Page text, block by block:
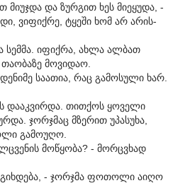
მიუჯდა და ზურგით ხეს მიეყუდა, -
ვიფიქრე, ტყეში ხომ არ არის-
სემმა. იფიქრა, ახლა ალბათ
თაობაზე მოვიდაო.
საათია, რაც გამოსული ხარ.
დააკვირდა. თითქოს ყოველი
ჯორჯმაც მზერით უპასუხა,
გამოუღო.
მოწყობა? - მორცვხად
- ჯორჯმა ფოთოლი აიღო